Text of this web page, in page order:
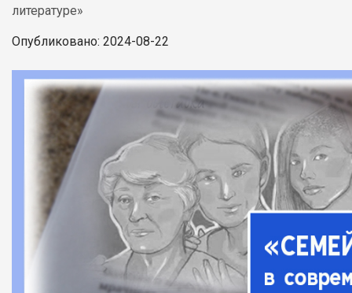
литературе»
Опубликовано: 2024-08-22